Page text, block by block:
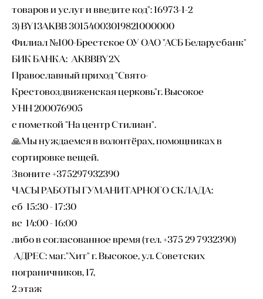
товаров и услуг и введите код": 16973-1-2
3) BY13AKBB 30154003019821000000
Филиал №100-Брестское ОУ ОАО "АСБ Беларусбанк"
БИК БАНКА: AKBBBY2X
Православный приход "Свято-
Крестовоздвиженская церковь"г. Высокое
УНН 200076905
с пометкой "На центр Стилиан".
🙏Мы нуждаемся в волонтёрах, помощниках в
сортировке вещей.
Звоните +375297932390
ЧАСЫ РАБОТЫ ГУМАНИТАРНОГО СКЛАДА:
сб 15:30 - 17:30
вс 14:00 - 16:00
либо в согласованное время (тел. +375 29 7932390)
АДРЕС: маг."Хит" г. Высокое, ул. Советских
пограничников, 17,
2 этаж